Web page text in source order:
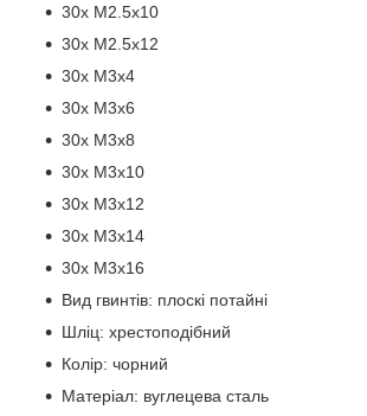
30х М2.5х10
30х М2.5х12
30х М3х4
30х М3х6
30х М3х8
30х М3х10
30х М3х12
30х М3х14
30х М3х16
Вид гвинтів: плоскі потайні
Шліц: хрестоподібний
Колір: чорний
Матеріал: вуглецева сталь